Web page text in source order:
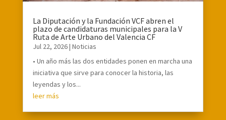
La Diputación y la Fundación VCF abren el
plazo de candidaturas municipales para la V
Ruta de Arte Urbano del Valencia CF
Jul 22, 2026| Noticias
• Un año más las dos entidades ponen en marcha una
iniciativa que sirve para conocer la historia, las
leyendas y los...
leer más